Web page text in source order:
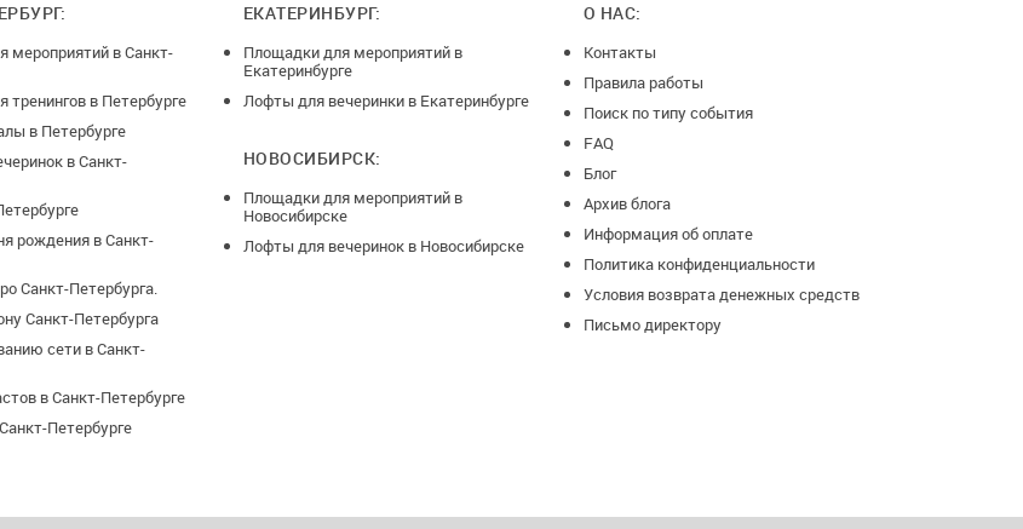
мероприятий в Санкт-
тренингов в Петербурге
в Петербурге
в Санкт-
рождения в Санкт-
Санкт-Петербурга.
Санкт-Петербурга
сети в Санкт-
в Санкт-Петербурге
Петербурге
ЕКАТЕРИНБУРГ:
Площадки для мероприятий в
Екатеринбурге
Лофты для вечеринки в Екатеринбурге
НОВОСИБИРСК:
Площадки для мероприятий в
Новосибирске
Лофты для вечеринок в Новосибирске
О НАС:
Контакты
Правила работы
Поиск по типу события
FAQ
Блог
Архив блога
Информация об оплате
Политика конфиденциальности
Условия возврата денежных средств
Письмо директору